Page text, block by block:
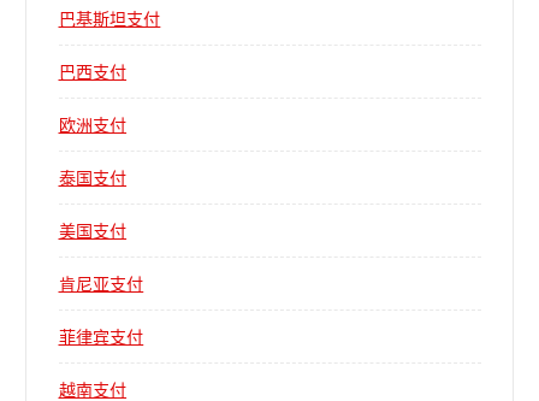
巴基斯坦支付
巴西支付
欧洲支付
泰国支付
美国支付
肯尼亚支付
菲律宾支付
越南支付